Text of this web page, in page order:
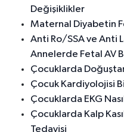
Değişiklikler
Maternal Diyabetin
Anti Ro/SSA ve Anti
Annelerde Fetal AV
Çocuklarda
Çocuk Kardiyolojisi
Çocuklarda EKG
Çocuklarda Kalp
Tedavisi